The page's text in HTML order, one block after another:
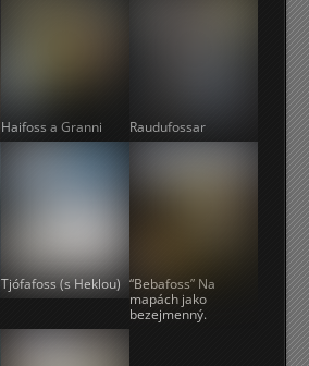
Haifoss a Granni Raudufossar
Tjófafoss (s Heklou) “Bebafoss” Na
mapách jako
bezejmenný.